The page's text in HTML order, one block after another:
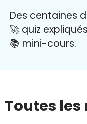
Des centaines
🚀 quiz
📚 mini-cours.
Toutes